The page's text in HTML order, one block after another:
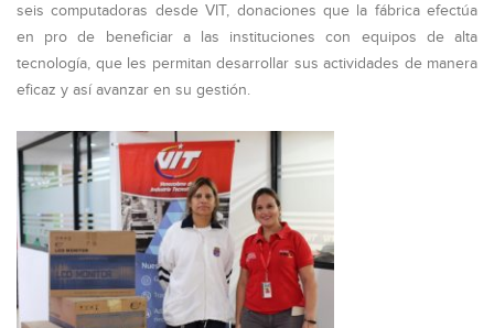
seis computadoras desde VIT, donaciones que la fábrica efectúa
en pro de beneficiar a las instituciones con equipos de alta
tecnología, que les permitan desarrollar sus actividades de manera
eficaz y así avanzar en su gestión.